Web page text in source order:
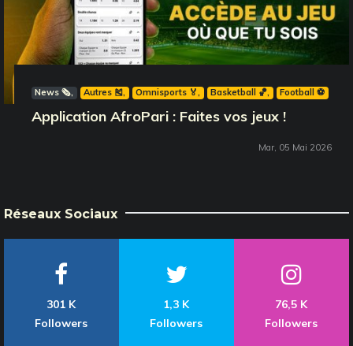
News 🗞️ Autres 🎽 Omnisports 🏅 Basketball 🏀 Football ⚽️
Application AfroPari : Faites vos jeux !
Mar, 05 Mai 2026
Réseaux Sociaux
301 K
Followers
1,3 K
Followers
76,5 K
Followers